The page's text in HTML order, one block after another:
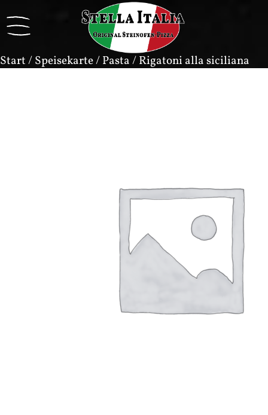
Start/Speisekarte/Pasta/ Rigatoni alla siciliana